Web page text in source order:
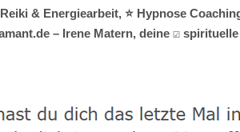
& Energiearbeit, ⭐ Hypnose
– Irene Matern, deine ☑️